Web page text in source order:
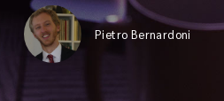
Pietro Bernardoni